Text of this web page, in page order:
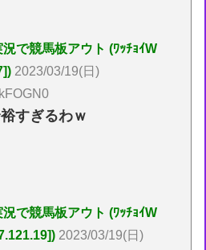
で競馬板アウト (ﾜｯﾁｮｲW
2023/03/19(日)
すぎるわｗ
で競馬板アウト (ﾜｯﾁｮｲW
2023/03/19(日)